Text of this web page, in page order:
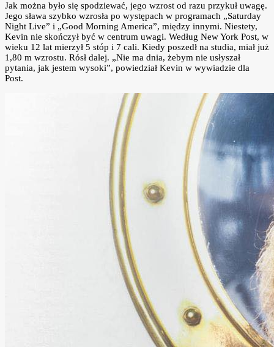
Jak można było się spodziewać, jego wzrost od razu przykuł uwagę.
Jego sława szybko wzrosła po występach w programach „Saturday
Night Live” i „Good Morning America”, między innymi. Niestety,
Kevin nie skończył być w centrum uwagi. Według New York Post, w
wieku 12 lat mierzył 5 stóp i 7 cali. Kiedy poszedł na studia, miał już
1,80 m wzrostu. Rósł dalej. „Nie ma dnia, żebym nie usłyszał
pytania, jak jestem wysoki”, powiedział Kevin w wywiadzie dla
Post.